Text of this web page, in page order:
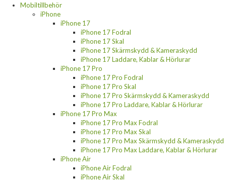
Mobiltillbehör
iPhone
iPhone 17
iPhone 17 Fodral
iPhone 17 Skal
iPhone 17 Skärmskydd & Kameraskydd
iPhone 17 Laddare, Kablar & Hörlurar
iPhone 17 Pro
iPhone 17 Pro Fodral
iPhone 17 Pro Skal
iPhone 17 Pro Skärmskydd & Kameraskydd
iPhone 17 Pro Laddare, Kablar & Hörlurar
iPhone 17 Pro Max
iPhone 17 Pro Max Fodral
iPhone 17 Pro Max Skal
iPhone 17 Pro Max Skärmskydd & Kameraskydd
iPhone 17 Pro Max Laddare, Kablar & Hörlurar
iPhone Air
iPhone Air Fodral
iPhone Air Skal